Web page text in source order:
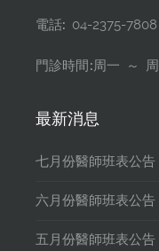
電話: 04-2375-7808
門診時間:周一 ～
最新消息
七月份醫師班表公告
六月份醫師班表公告
五月份醫師班表公